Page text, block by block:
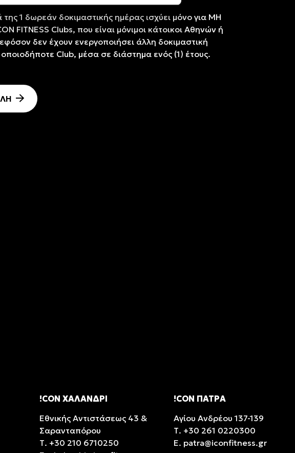
1 δωρεάν δοκιμαστικής ημέρας ισχύει μόνο για ΜΗ
FITNESS Clubs, που είναι μόνιμοι κάτοικοι Αθηνών ή
δεν έχουν ενεργοποιήσει άλλη δοκιμαστική
Club, μέσα σε διάστημα ενός (1) έτους.
!CON ΧΑΛΑΝΔΡΙ
Εθνικής Αντιστάσεως 43 &
Σαρανταπόρου
Τ. +30 210 6710250
!CON ΠΑΤΡΑ
Αγίου Ανδρέου 137-139
Τ. +30 261 0220300
E. patra@iconfitness.gr